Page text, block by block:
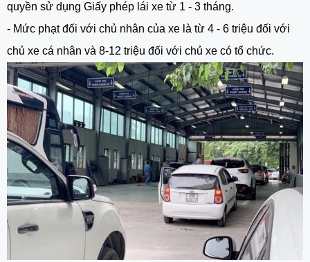
quyền sử dụng Giấy phép lái xe từ 1 - 3 tháng.
- Mức phạt đối với chủ nhân của xe là từ 4 - 6 triệu đối với
chủ xe cá nhân và 8-12 triệu đối với chủ xe có tổ chức.